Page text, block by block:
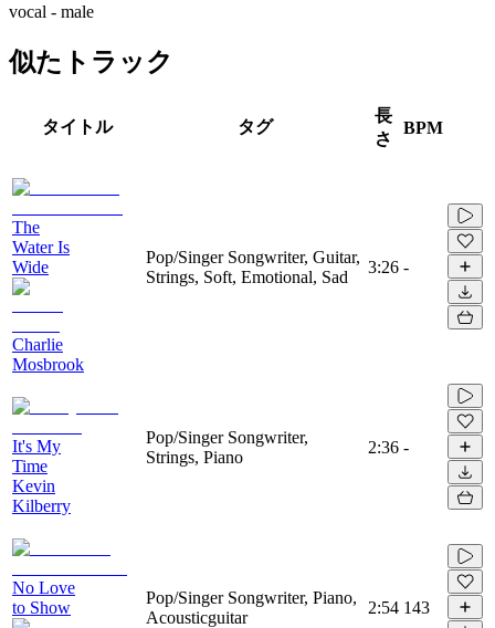
vocal - male
似たトラック
タイトル タグ
長
さ
BPM
The
Water Is
Wide
Charlie
Mosbrook
Pop/Singer Songwriter, Guitar,
Strings, Soft, Emotional, Sad
3:26 -
It's My
Time
Kevin
Kilberry
Pop/Singer Songwriter,
Strings, Piano
2:36 -
No Love
to Show
Pop/Singer Songwriter, Piano,
Acousticguitar
2:54 143